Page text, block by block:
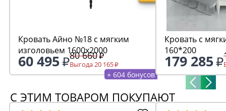
Кровать Айно №18 с мягким
изголовьем 1600х2000
60 495 80 660
Выгода 20 165
+ 604 бонусов
Кровать с
160*200
179 285
С ЭТИМ ТОВАРОМ ПОКУПАЮТ